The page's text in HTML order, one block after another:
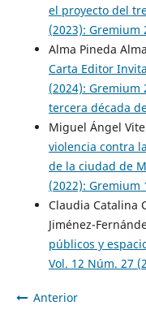
el proyecto del
(2023): Gremium
Alma Pineda
Carta Editor
(2024):
tercera década
Miguel Ángel
violencia contra
de la ciudad de
(2022): Gremium
Claudia Catalina
Jiménez-
públicos y
Vol. 12 Núm. 27
Anterior